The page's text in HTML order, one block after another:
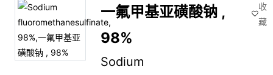
一氟甲基亚磺酸钠 ,
98%
Sodium
收
藏